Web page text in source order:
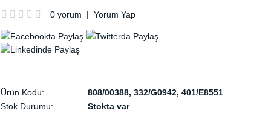
0 yorum | Yorum Yap
Ürün Kodu:
808/00388, 332/G0942, 401/E8551
Stok Durumu:
Stokta var